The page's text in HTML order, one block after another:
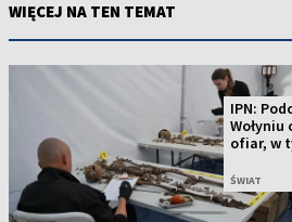
WIĘCEJ NA TEN TEMAT
IPN:
ofiar, w
ŚWIAT